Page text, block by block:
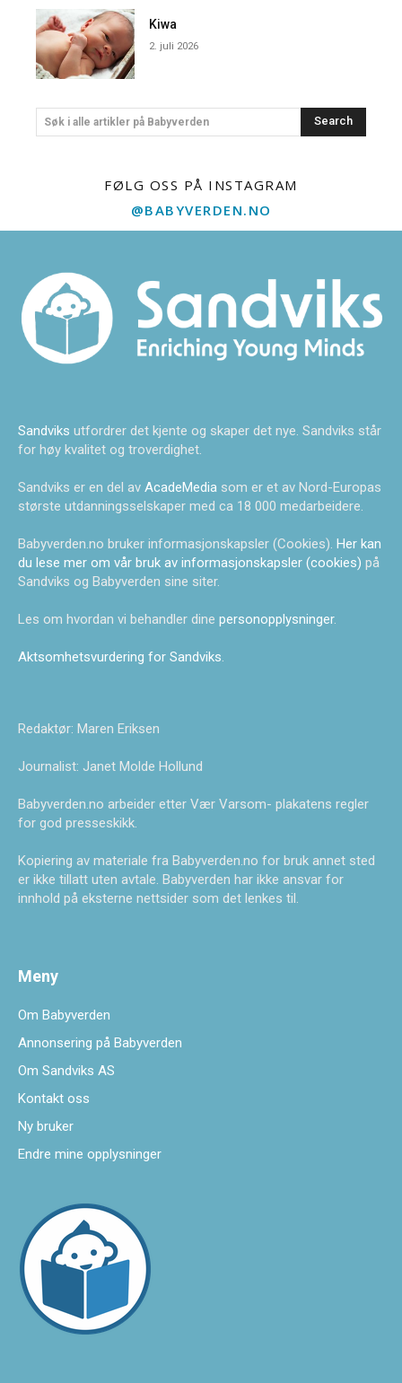
Kiwa
2. juli 2026
Søk i alle artikler på Babyverden Search
FØLG OSS PÅ INSTAGRAM
@BABYVERDEN.NO
Sandviks utfordrer det kjente og skaper det nye. Sandviks står
for høy kvalitet og troverdighet.
Sandviks er en del av AcadeMedia som er et av Nord-Europas
største utdanningsselskaper med ca 18 000 medarbeidere.
Babyverden.no bruker informasjonskapsler (Cookies). Her kan
du lese mer om vår bruk av informasjonskapsler (cookies) på
Sandviks og Babyverden sine siter.
Les om hvordan vi behandler dine personopplysninger.
Aktsomhetsvurdering for Sandviks.
Redaktør: Maren Eriksen
Journalist: Janet Molde Hollund
Babyverden.no arbeider etter Vær Varsom- plakatens regler
for god presseskikk.
Kopiering av materiale fra Babyverden.no for bruk annet sted
er ikke tillatt uten avtale. Babyverden har ikke ansvar for
innhold på eksterne nettsider som det lenkes til.
Meny
Om Babyverden
Annonsering på Babyverden
Om Sandviks AS
Kontakt oss
Ny bruker
Endre mine opplysninger